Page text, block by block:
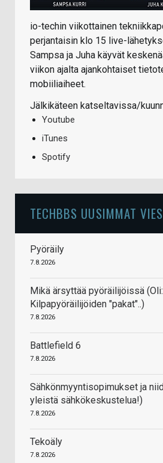
io-techin viikottainen
perjantaisin klo 15 live-
Sampsa ja Juha käyvät
viikon ajalta ajankohtaiset
mobiiliaiheet.
Jälkikäteen katseltavissa/
Youtube
iTunes
Spotify
TECHBBS UUSIMMAT
Pyöräily
7.8.2026
Mikä ärsyttää pyöräilijöissä (Oli:
Kilpapyöräilijöiden "pakat"..)
7.8.2026
Battlefield 6
7.8.2026
Sähkönmyyntisopimukset ja
yleistä sähkökeskustelua!)
7.8.2026
Tekoäly
7.8.2026